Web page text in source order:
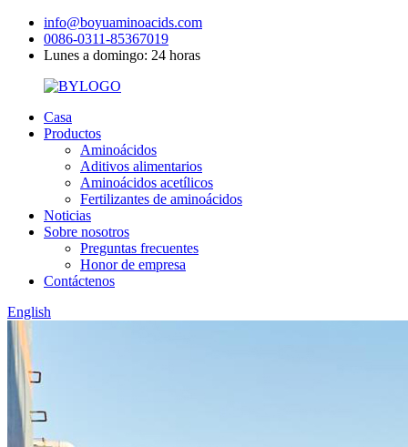
info@boyuaminoacids.com
0086-0311-85367019
Lunes a domingo: 24 horas
Casa
Productos
Aminoácidos
Aditivos alimentarios
Aminoácidos acetílicos
Fertilizantes de aminoácidos
Noticias
Sobre nosotros
Preguntas frecuentes
Honor de empresa
Contáctenos
English